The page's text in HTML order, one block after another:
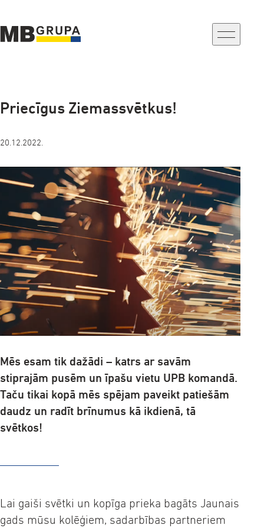
Priecīgus Ziemassvētkus!
20.12.2022.
Mēs esam tik dažādi – katrs ar savām
stiprajām pusēm un īpašu vietu UPB komandā.
Taču tikai kopā mēs spējam paveikt patiešām
daudz un radīt brīnumus kā ikdienā, tā
svētkos!
Lai gaiši svētki un kopīga prieka bagāts Jaunais
gads mūsu kolēģiem, sadarbības partneriem